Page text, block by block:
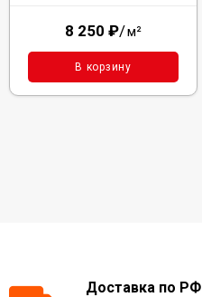
8 250 ₽/м²
В корзину
Доставка по РФ